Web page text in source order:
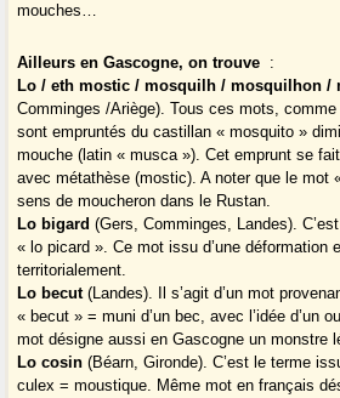
mouches…
Ailleurs en Gascogne, on trouve :
Lo / eth mostic / mosquilh / mosquilhon /
Comminges /Ariège). Tous ces mots,
sont empruntés du castillan « mosquito »
mouche (latin « musca »). Cet emprunt se
avec métathèse (mostic). A noter que le mot
sens de moucheron dans le Rustan.
Lo bigard (Gers, Comminges, Landes).
« lo picard ». Ce mot issu d’une déformation
territorialement.
Lo becut(Landes). Il s’agit d’un mot
« becut » = muni d’un bec, avec l’idée d’un
mot désigne aussi en Gascogne un monstre
Lo cosin (Béarn, Gironde). C’est le terme
culex = moustique. Même mot en français